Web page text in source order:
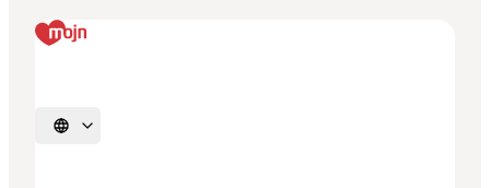
Vælg sprog